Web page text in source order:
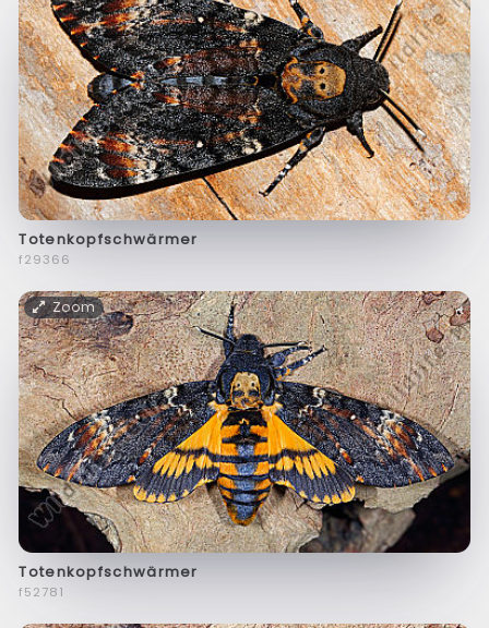
Totenkopfschwärmer
f29366
Zoom
Totenkopfschwärmer
f52781